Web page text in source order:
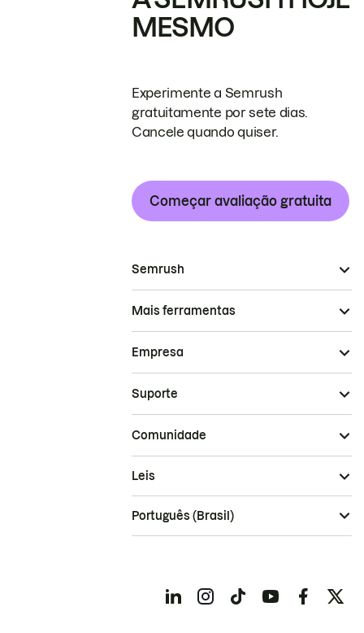
MESMO
Experimente a Semrush
gratuitamente por sete dias.
Cancele quando quiser.
Começar avaliação gratuita
Semrush
Mais ferramentas
Empresa
Suporte
Comunidade
Leis
Português (Brasil)